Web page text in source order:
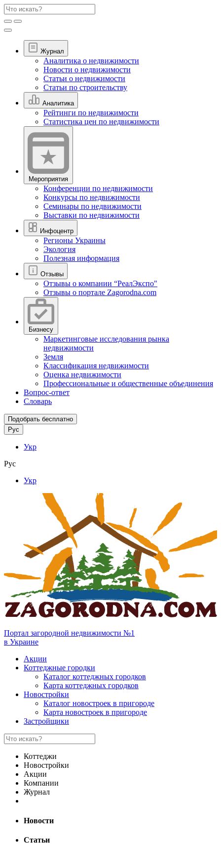
Журнал
Аналитика о недвижимости
Новости о недвижимости
Статьи о недвижимости
Статьи по строительству
Аналитика
Рейтинги по недвижимости
Статистика цен по недвижимости
Мероприятия
Конференции по недвижимости
Конкурсы по недвижимости
Семинары по недвижимости
Выставки по недвижимости
Инфоцентр
Регионы Украины
Экология
Полезная информация
Отзывы
Отзывы о компании “РеалЭкспо"
Отзывы о портале Zagorodna.com
Бизнесу
Маркетинговые исследования рынка
недвижимости
Земля
Классификация недвижимости
Оценка недвижимости
Профессиональные и общественные объединения
Вопрос-ответ
Словарь
Подобрать бесплатно
Рус
Укр
Рус
Укр
Портал загородной недвижимости №1
в Украине
Акции
Коттеджные городки
Каталог коттеджных городков
Карта коттеджных городков
Новостройки
Каталог новостроек в пригороде
Карта новостроек в пригороде
Застройщики
Коттеджи
Новостройки
Акции
Компании
Журнал
Новости
Статьи